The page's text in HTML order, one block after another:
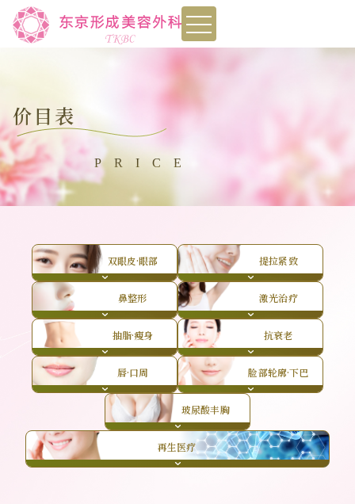
toggle
navigation
价目表
PRICE
双眼皮·眼部 提拉紧致
鼻整形 激光治疗
抽脂·瘦身 抗衰老
唇·口周 脸部轮廓·下巴
玻尿酸丰胸
再生医疗